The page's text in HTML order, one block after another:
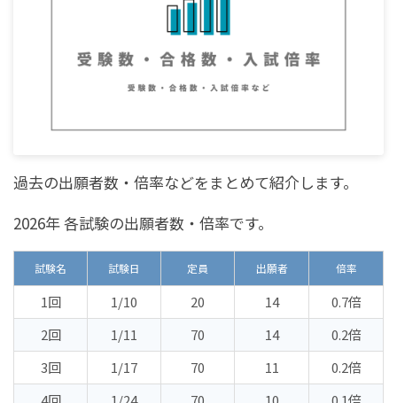
過去の出願者数・倍率などをまとめて紹介します。
2026年 各試験の出願者数・倍率です。
試験名 試験日 定員 出願者 倍率
1回 1/10 20 14
0.7倍
2回
1/11 70 14
0.2倍
3回
1/17 70 11
0.2倍